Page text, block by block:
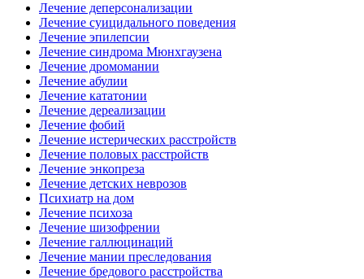
Лечение деперсонализации
Лечение суицидального поведения
Лечение эпилепсии
Лечение синдрома Мюнхгаузена
Лечение дромомании
Лечение абулии
Лечение кататонии
Лечение дереализации
Лечение фобий
Лечение истерических расстройств
Лечение половых расстройств
Лечение энкопреза
Лечение детских неврозов
Психиатр на дом
Лечение психоза
Лечение шизофрении
Лечение галлюцинаций
Лечение мании преследования
Лечение бредового расстройства